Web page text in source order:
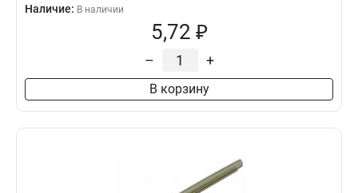
Наличие: В наличии
5,72 ₽
– +
В корзину